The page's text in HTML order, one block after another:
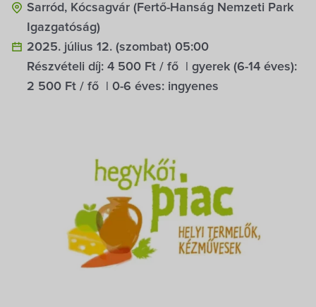
Sarród, Kócsagvár (Fertő-Hanság Nemzeti Park
Igazgatóság)
2025. július 12. (szombat) 05:00
Részvételi díj: 4 500 Ft / fő | gyerek (6-14 éves):
2 500 Ft / fő | 0-6 éves: ingyenes